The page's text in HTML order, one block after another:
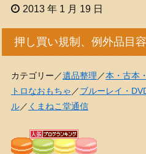
2013 年 1 月 19 日
押し買い規制、例外品目
カテゴリー／遺品整理／本・古本
トロなおもちゃ／ブルーレイ・
ル／ くまねこ堂通信